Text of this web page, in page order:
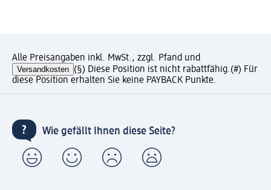
Alle Preisangaben inkl. MwSt., zzgl. Pfand und
Versandkosten (§) Diese Position ist nicht rabattfähig.(#) Für
diese Position erhalten Sie keine PAYBACK Punkte.
Wie gefällt Ihnen diese Seite?